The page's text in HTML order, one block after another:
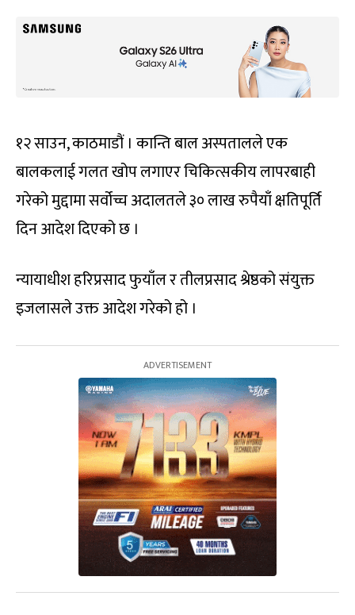
१२ साउन, काठमाडौं । कान्ति बाल अस्पतालले एक
बालकलाई गलत खोप लगाएर चिकित्सकीय लापरबाही
गरेको मुद्दामा सर्वोच्च अदालतले ३० लाख रुपैयाँ क्षतिपूर्ति
दिन आदेश दिएको छ ।
न्यायाधीश हरिप्रसाद फुयाँल र तीलप्रसाद श्रेष्ठको संयुक्त
इजलासले उक्त आदेश गरेको हो ।